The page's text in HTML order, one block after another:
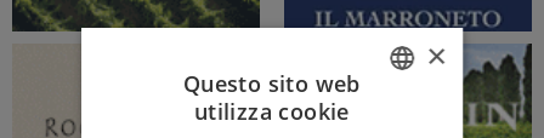
×
Questo sito web
utilizza cookie